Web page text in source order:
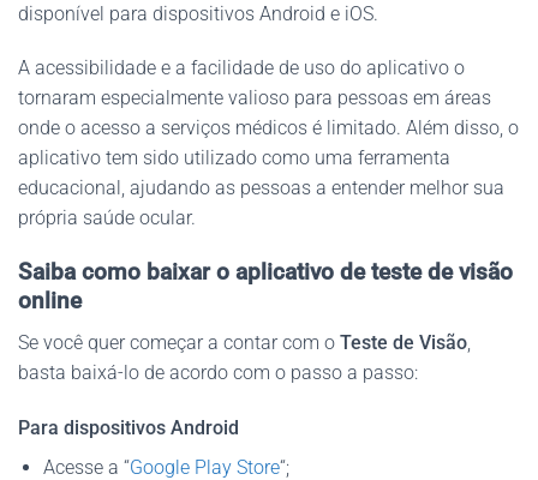
disponível para dispositivos Android e iOS.
A acessibilidade e a facilidade de uso do aplicativo o
tornaram especialmente valioso para pessoas em áreas
onde o acesso a serviços médicos é limitado. Além disso, o
aplicativo tem sido utilizado como uma ferramenta
educacional, ajudando as pessoas a entender melhor sua
própria saúde ocular.
Saiba como baixar o aplicativo de teste de visão
online
Se você quer começar a contar com o Teste de Visão,
basta baixá-lo de acordo com o passo a passo:
Para dispositivos Android
Acesse a “Google Play Store“;